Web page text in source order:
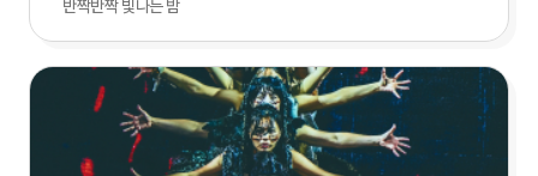
반짝반짝 빛나는 밤